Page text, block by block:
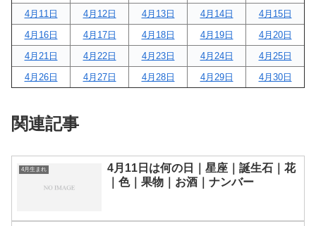
4月11日
4月12日 4月13日 4月14日
4月15日
4月16日
4月17日 4月18日 4月19日
4月20日
4月21日
4月22日 4月23日 4月24日
4月25日
4月26日
4月27日 4月28日 4月29日 4月30日
関連記事
4月生まれ
4月11日は何の日｜星座｜誕生石｜花
｜色｜果物｜お酒｜ナンバー